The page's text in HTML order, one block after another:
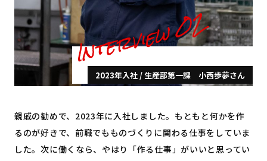
2023年入社 / 生産部第一課 小西歩夢さん
親戚の勧めで、2023年に入社しました。もともと何かを作
るのが好きで、前職でもものづくりに関わる仕事をしていま
した。次に働くなら、やはり「作る仕事」がいいと思ってい